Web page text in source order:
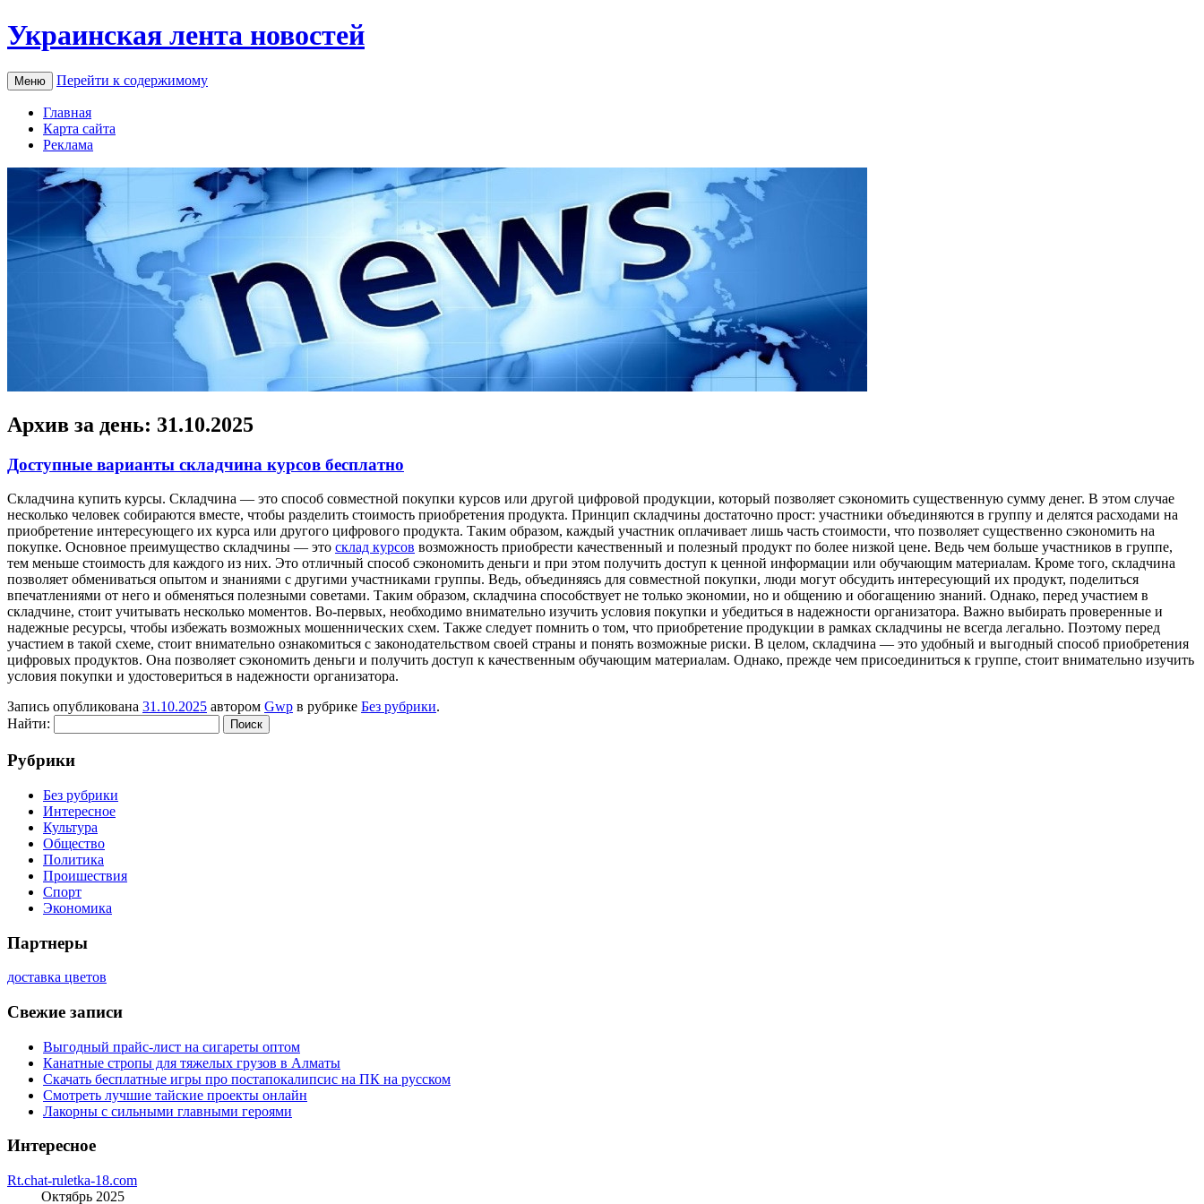
Украинская лента новостей
Меню Перейти к содержимому
Главная
Карта сайта
Реклама
Архив за день: 31.10.2025
Доступные варианты складчина курсов бесплатно
Склaдчинa купить курсы. Склaдчинa — этo способ совместной покупки курсов или другой цифровой продукции, который позволяет сэкономить существенную сумму денег. В этом случае
несколько человек собираются вместе, чтобы разделить стоимость приобретения продукта. Принцип складчины достаточно прост: участники объединяются в группу и делятся расходами на
приобретение интересующего их курса или другого цифрового продукта. Таким образом, каждый участник оплачивает лишь часть стоимости, что позволяет существенно сэкономить на
покупке. Основное преимущество складчины — это склад курсов возможность приобрести качественный и полезный продукт по более низкой цене. Ведь чем больше участников в группе,
тем меньше стоимость для каждого из них. Это отличный способ сэкономить деньги и при этом получить доступ к ценной информации или обучающим материалам. Кроме того, складчина
позволяет обмениваться опытом и знаниями с другими участниками группы. Ведь, объединяясь для совместной покупки, люди могут обсудить интересующий их продукт, поделиться
впечатлениями от него и обменяться полезными советами. Таким образом, складчина способствует не только экономии, но и общению и обогащению знаний. Однако, перед участием в
складчине, стоит учитывать несколько моментов. Во-первых, необходимо внимательно изучить условия покупки и убедиться в надежности организатора. Важно выбирать проверенные и
надежные ресурсы, чтобы избежать возможных мошеннических схем. Также следует помнить о том, что приобретение продукции в рамках складчины не всегда легально. Поэтому перед
участием в такой схеме, стоит внимательно ознакомиться с законодательством своей страны и понять возможные риски. В целом, складчина — это удобный и выгодный способ приобретения
цифровых продуктов. Она позволяет сэкономить деньги и получить доступ к качественным обучающим материалам. Однако, прежде чем присоединиться к группе, стоит внимательно изучить
условия покупки и удостовериться в надежности организатора.
Запись опубликована 31.10.2025 автором Gwp в рубрике Без рубрики.
Найти:
Рубрики
Без рубрики
Интересное
Культура
Общество
Политика
Проишествия
Спорт
Экономика
Партнеры
доставка цветов
Свежие записи
Выгодный прайс-лист на сигареты оптом
Канатные стропы для тяжелых грузов в Алматы
Скачать бесплатные игры про постапокалипсис на ПК на русском
Смотреть лучшие тайские проекты онлайн
Лакорны с сильными главными героями
Интересное
Rt.chat-ruletka-18.com
Октябрь 2025